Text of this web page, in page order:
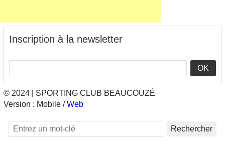
Inscription à la newsletter
OK
© 2024 | SPORTING CLUB BEAUCOUZÉ
Version : Mobile /Web
Rechercher